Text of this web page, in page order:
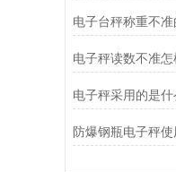
电子台秤称重不
电子秤读数不准怎
防爆钢瓶电子秤